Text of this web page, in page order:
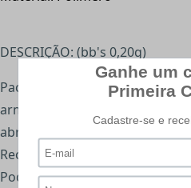
DESCRIÇÃO: (bb's 0,20g)
Pacote com zip/lock, que
armazenamento mesmo após
abrir e fechar o pacote,
Recomendado para AIRSOFT
Pode ser aplicada em todas